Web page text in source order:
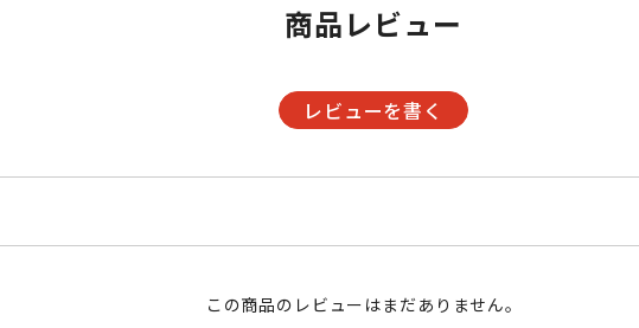
商品レビュー
レビューを書く
この商品のレビューはまだありません。